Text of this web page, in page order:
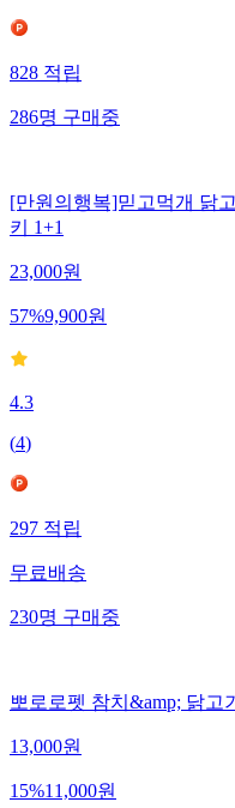
828 적립
286명 구매중
[만원의행복]믿고먹개 닭
키 1+1
23,000원
57%9,900원
4.3
(4)
297 적립
무료배송
230명 구매중
뽀로로펫 참치&amp; 닭고
13,000원
15%11,000원